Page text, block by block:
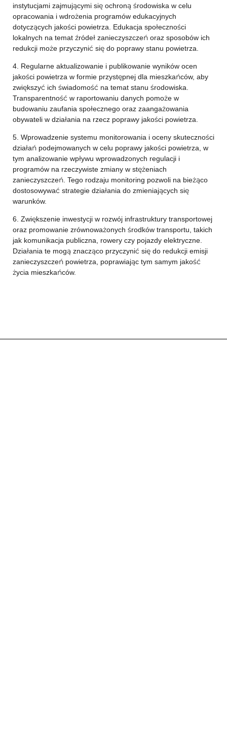
instytucjami zajmującymi się ochroną środowiska w celu
opracowania i wdrożenia programów edukacyjnych
dotyczących jakości powietrza. Edukacja społeczności
lokalnych na temat źródeł zanieczyszczeń oraz sposobów ich
redukcji może przyczynić się do poprawy stanu powietrza.
4. Regularne aktualizowanie i publikowanie wyników ocen
jakości powietrza w formie przystępnej dla mieszkańców, aby
zwiększyć ich świadomość na temat stanu środowiska.
Transparentność w raportowaniu danych pomoże w
budowaniu zaufania społecznego oraz zaangażowania
obywateli w działania na rzecz poprawy jakości powietrza.
5. Wprowadzenie systemu monitorowania i oceny skuteczności
działań podejmowanych w celu poprawy jakości powietrza, w
tym analizowanie wpływu wprowadzonych regulacji i
programów na rzeczywiste zmiany w stężeniach
zanieczyszczeń. Tego rodzaju monitoring pozwoli na bieżąco
dostosowywać strategie działania do zmieniających się
warunków.
6. Zwiększenie inwestycji w rozwój infrastruktury transportowej
oraz promowanie zrównoważonych środków transportu, takich
jak komunikacja publiczna, rowery czy pojazdy elektryczne.
Działania te mogą znacząco przyczynić się do redukcji emisji
zanieczyszczeń powietrza, poprawiając tym samym jakość
życia mieszkańców.